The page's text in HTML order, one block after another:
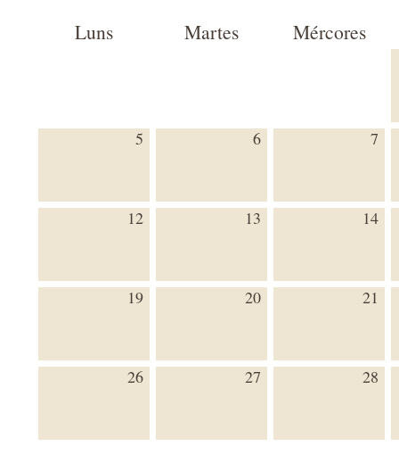
Luns Martes Mércores
5 6 7
12 13 14
19 20 21
26 27 28